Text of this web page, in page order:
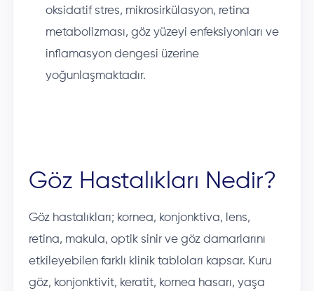
oksidatif stres, mikrosirkülasyon, retina
metabolizması, göz yüzeyi enfeksiyonları ve
inflamasyon dengesi üzerine
yoğunlaşmaktadır.
Göz Hastalıkları Nedir?
Göz hastalıkları; kornea, konjonktiva, lens,
retina, makula, optik sinir ve göz damarlarını
etkileyebilen farklı klinik tabloları kapsar. Kuru
göz, konjonktivit, keratit, kornea hasarı, yaşa